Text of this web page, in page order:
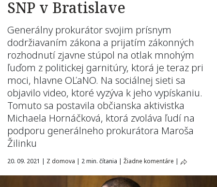
SNP v Bratislave
Generálny prokurátor svojim prísnym
dodržiavaním zákona a prijatím zákonných
rozhodnutí zjavne stúpol na otlak mnohým
ľuďom z politickej garnitúry, ktorá je teraz pri
moci, hlavne OĽaNO. Na sociálnej sieti sa
objavilo video, ktoré vyzýva k jeho vypískaniu.
Tomuto sa postavila občianska aktivistka
Michaela Hornáčková, ktorá zvoláva ľudí na
podporu generálneho prokurátora Maroša
Žilinku
20. 09. 2021 | Z domova | 2 min. čítania | Žiadne komentáre |